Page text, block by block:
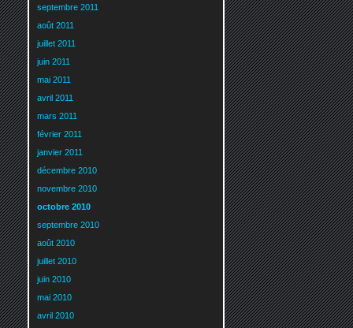
septembre 2011
août 2011
juillet 2011
juin 2011
mai 2011
avril 2011
mars 2011
février 2011
janvier 2011
décembre 2010
novembre 2010
octobre 2010
septembre 2010
août 2010
juillet 2010
juin 2010
mai 2010
avril 2010